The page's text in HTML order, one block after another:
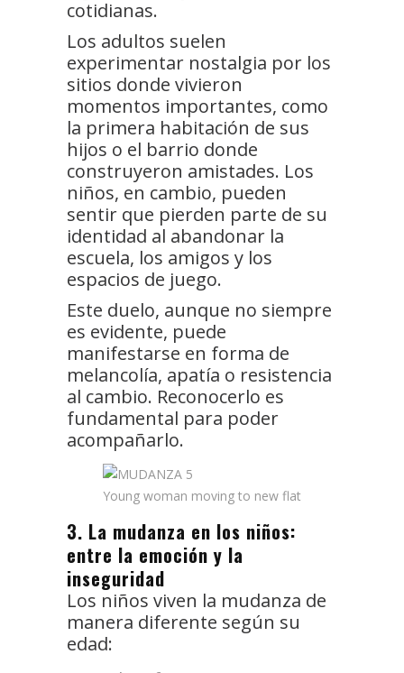
cotidianas.
Los adultos suelen
experimentar nostalgia por los
sitios donde vivieron
momentos importantes, como
la primera habitación de sus
hijos o el barrio donde
construyeron amistades. Los
niños, en cambio, pueden
sentir que pierden parte de su
identidad al abandonar la
escuela, los amigos y los
espacios de juego.
Este duelo, aunque no siempre
es evidente, puede
manifestarse en forma de
melancolía, apatía o resistencia
al cambio. Reconocerlo es
fundamental para poder
acompañarlo.
Young woman moving to new flat
3. La mudanza en los niños:
entre la emoción y la
inseguridad
Los niños viven la mudanza de
manera diferente según su
edad: